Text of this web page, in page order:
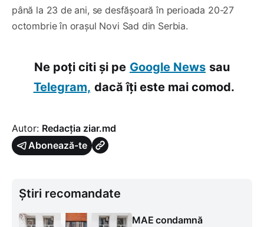
până la 23 de ani, se desfășoară în perioada 20-27
octombrie în orașul Novi Sad din Serbia.
Ne poți citi și pe Google News sau
Telegram, dacă îți este mai comod.
Autor: Redacția ziar.md
Abonează-te
Știri recomandate
MAE condamnă